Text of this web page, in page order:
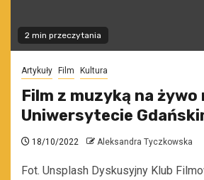
2 min przeczytania
Artykuły Film Kultura
Film z muzyką na żywo
Uniwersytecie
18/10/2022 Aleksandra Tyczkowska
Fot. Unsplash Dyskusyjny Klub